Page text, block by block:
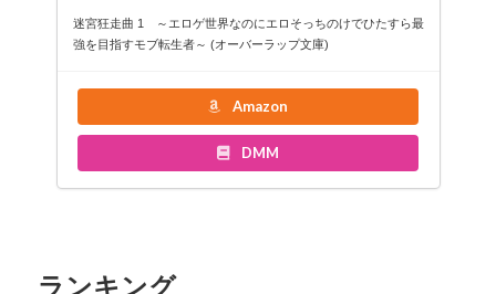
迷宮狂走曲 1 ～エロゲ世界なのにエロそっちのけでひたすら最
強を目指すモブ転生者～ (オーバーラップ文庫)
Amazon
DMM
ランキング